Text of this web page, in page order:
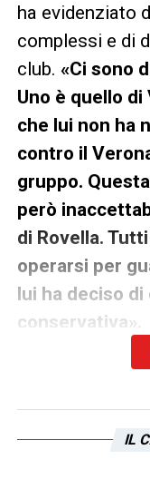
ha evidenziato
complessi e di
club. «Ci sono
Uno è quello
che lui non ha
contro il
gruppo.
però
di Rovella.
operarsi per
lui ha deciso
conservativa».
Infine, Cardone
comunicato,
IL